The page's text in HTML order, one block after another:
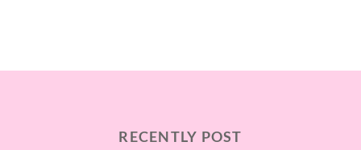
RECENTLY POST